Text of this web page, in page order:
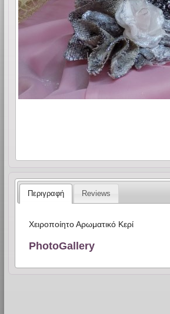
Περιγραφή Reviews
Χειροποίητο Αρωματικό Κερί
PhotoGallery